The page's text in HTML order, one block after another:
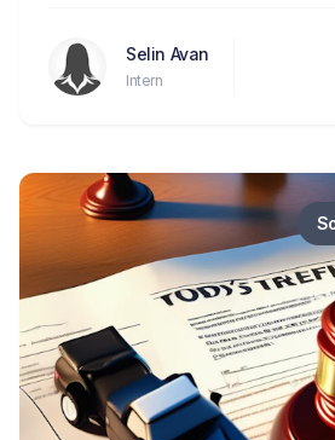
Selin Avan
Intern